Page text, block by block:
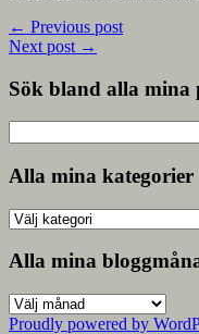
← Previous post
Next post →
Sök bland alla mina
efter:
Alla mina kategorier
Alla
kategorier
Alla mina
Alla
mina
Proudly powered by